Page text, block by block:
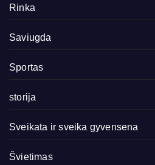
Rinka
Saviugda
Sportas
storija
Sveikata ir sveika gyvensena
Švietimas